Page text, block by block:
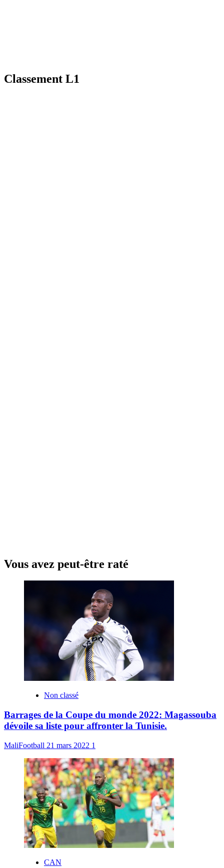
Classement L1
Vous avez peut-être raté
Non classé
Barrages de la Coupe du monde 2022: Magassouba
dévoile sa liste pour affronter la Tunisie.
MaliFootball 21 mars 2022 1
CAN